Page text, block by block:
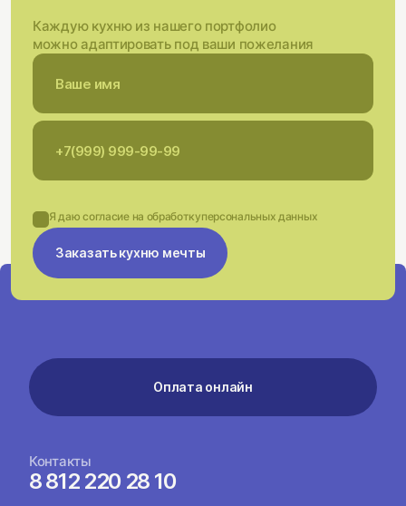
Каждую кухню из нашего портфолио
можно адаптировать под ваши пожелания
Я даю согласие на обработкуперсональных данных
Заказать кухню мечты
Оплата онлайн
Контакты
8 812 220 28 10